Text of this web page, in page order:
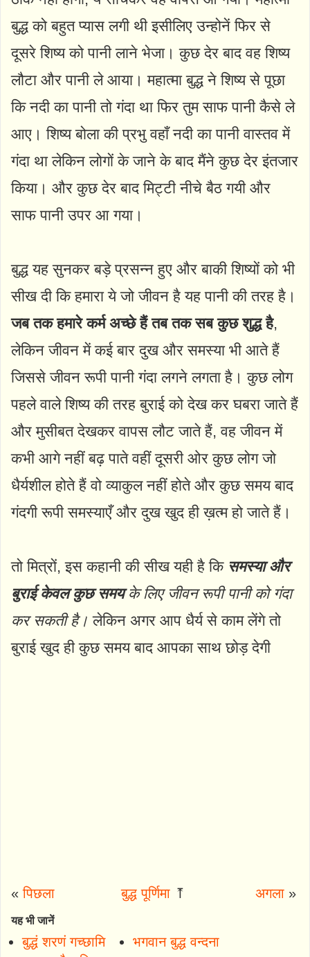
बुद्ध को बहुत प्यास लगी थी इसीलिए उन्होनें फिर से
दूसरे शिष्य को पानी लाने भेजा। कुछ देर बाद वह शिष्य
लौटा और पानी ले आया। महात्मा बुद्ध ने शिष्य से पूछा
कि नदी का पानी तो गंदा था फिर तुम साफ पानी कैसे ले
आए। शिष्य बोला की प्रभु वहाँ नदी का पानी वास्तव में
गंदा था लेकिन लोगों के जाने के बाद मैंने कुछ देर इंतजार
किया। और कुछ देर बाद मिट्टी नीचे बैठ गयी और
साफ पानी उपर आ गया।
बुद्ध यह सुनकर बड़े प्रसन्न हुए और बाकी शिष्यों को भी
सीख दी कि हमारा ये जो जीवन है यह पानी की तरह है।
जब तक हमारे कर्म अच्छे हैं तब तक सब कुछ शुद्ध है,
लेकिन जीवन में कई बार दुख और समस्या भी आते हैं
जिससे जीवन रूपी पानी गंदा लगने लगता है। कुछ लोग
पहले वाले शिष्य की तरह बुराई को देख कर घबरा जाते हैं
और मुसीबत देखकर वापस लौट जाते हैं, वह जीवन में
कभी आगे नहीं बढ़ पाते वहीं दूसरी ओर कुछ लोग जो
धैर्यशील होते हैं वो व्याकुल नहीं होते और कुछ समय बाद
गंदगी रूपी समस्याएँ और दुख खुद ही ख़त्म हो जाते हैं।
तो मित्रों, इस कहानी की सीख यही है कि समस्या और
बुराई केवल कुछ समयके लिए जीवन रूपी पानी को गंदा
कर सकती है। लेकिन अगर आप धैर्य से काम लेंगे तो
बुराई खुद ही कुछ समय बाद आपका साथ छोड़ देगी
«पिछला बुद्ध पूर्णिमा⤒ अगला»
यह भी जानें
बुद्धं शरणं गच्छामि
भगवान बुद्ध वन्दना